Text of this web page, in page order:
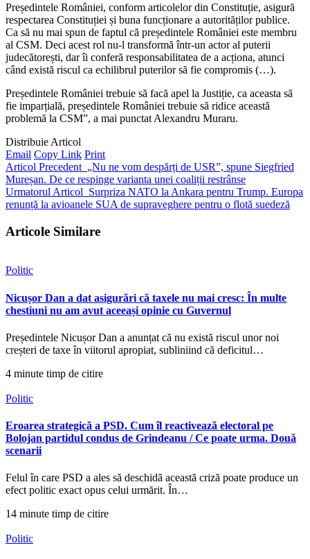
Președintele României, conform articolelor din Constituție, asigură
respectarea Constituției și buna funcționare a autorităților publice.
Ca să nu mai spun de faptul că președintele României este membru
al CSM. Deci acest rol nu-l transformă într-un actor al puterii
judecătorești, dar îi conferă responsabilitatea de a acționa, atunci
când există riscul ca echilibrul puterilor să fie compromis (…).
Președintele României trebuie să facă apel la Justiție, ca aceasta să
fie imparțială, președintele României trebuie să ridice această
problemă la CSM”, a mai punctat Alexandru Muraru.
Distribuie Articol
Email Copy Link Print
Articol Precedent „Nu ne vom despărți de USR”, spune Siegfried
Mureșan. De ce respinge varianta unei coaliții restrânse
Urmatorul Articol Surpriza NATO la Ankara pentru Trump. Europa
renunță la avioanele SUA de supraveghere pentru o flotă suedeză
Articole Similare
Politic
Nicușor Dan a dat asigurări că taxele nu mai cresc: În multe
chestiuni nu am avut aceeași opinie cu Guvernul
Președintele Nicușor Dan a anunțat că nu există riscul unor noi
creșteri de taxe în viitorul apropiat, subliniind că deficitul…
4 minute timp de citire
Politic
Eroarea strategică a PSD. Cum îl reactivează electoral pe
Bolojan partidul condus de Grindeanu / Ce poate urma. Două
scenarii
Felul în care PSD a ales să deschidă această criză poate produce un
efect politic exact opus celui urmărit. În…
14 minute timp de citire
Politic